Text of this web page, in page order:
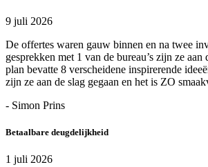
9 juli 2026
De offertes waren gauw binnen en na twee
gesprekken met 1 van de bureau’s zijn ze aan
plan bevatte 8 verscheidene inspirerende
zijn ze aan de slag gegaan en het is ZO
- Simon Prins
Betaalbare deugdelijkheid
1 juli 2026